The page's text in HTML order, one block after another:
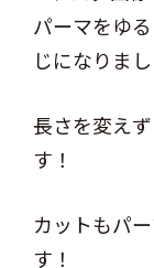
パーマをゆ
じになりまし
長さを変え
す！
カットもパ
す！